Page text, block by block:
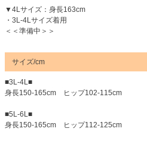
▼4Lサイズ：身長163cm
・3L-4Lサイズ着用
＜＜準備中＞＞
サイズ/cm
■3L-4L■
身長150-165cm ヒップ102-115cm
■5L-6L■
身長150-165cm ヒップ112-125cm